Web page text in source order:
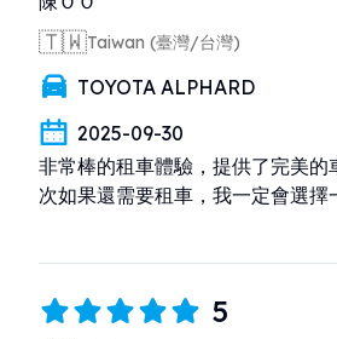
🇹🇼Taiwan (臺灣/台灣)
TOYOTA ALPHARD
2025-09-30
非常棒的租車體驗，提供了完美的
次如果還需要租車，我一定會選擇
5